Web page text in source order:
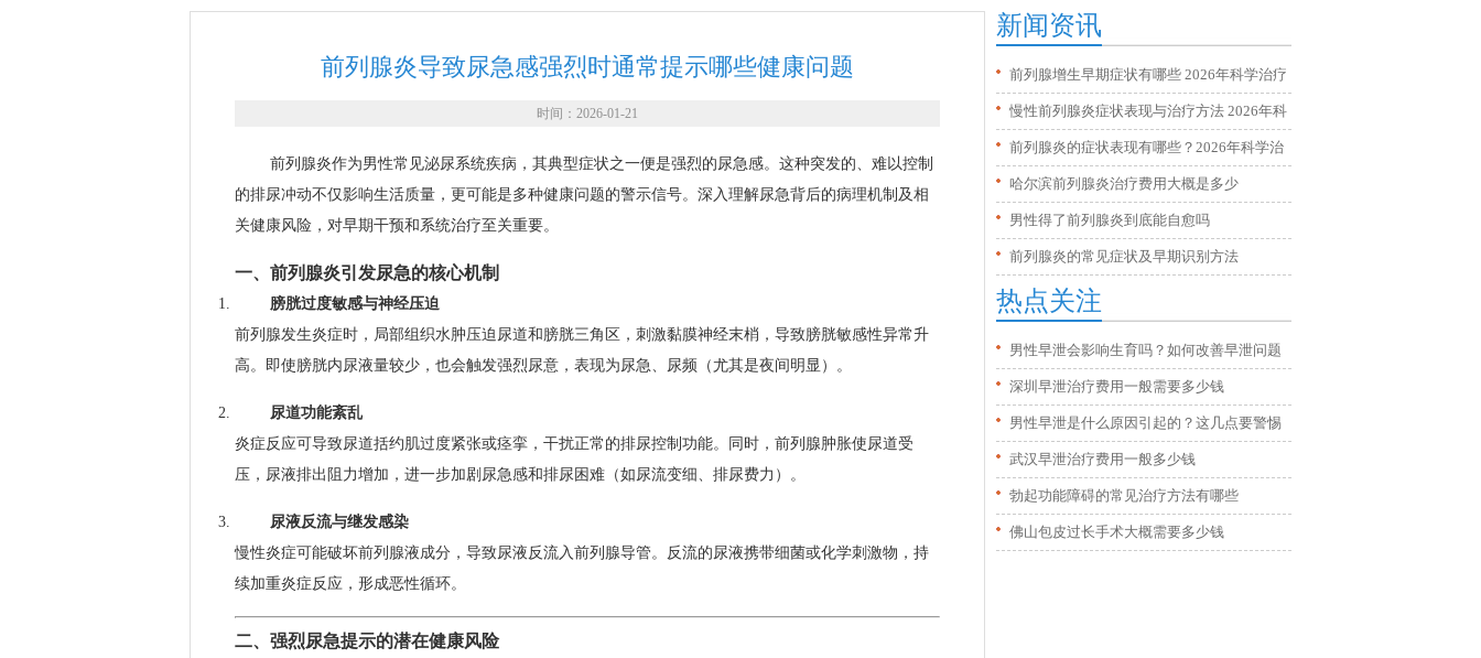
前列腺炎导致尿急感强烈时通常提示哪些健康问题
时间：2026-01-21
前列腺炎作为男性常见泌尿系统疾病，其典型症状之一便是强烈的尿急感。这种突发的、难以控制
的排尿冲动不仅影响生活质量，更可能是多种健康问题的警示信号。深入理解尿急背后的病理机制及相
关健康风险，对早期干预和系统治疗至关重要。
一、前列腺炎引发尿急的核心机制
膀胱过度敏感与神经压迫
前列腺发生炎症时，局部组织水肿压迫尿道和膀胱三角区，刺激黏膜神经末梢，导致膀胱敏感性异常升
高。即使膀胱内尿液量较少，也会触发强烈尿意，表现为尿急、尿频（尤其是夜间明显）。
尿道功能紊乱
炎症反应可导致尿道括约肌过度紧张或痉挛，干扰正常的排尿控制功能。同时，前列腺肿胀使尿道受
压，尿液排出阻力增加，进一步加剧尿急感和排尿困难（如尿流变细、排尿费力）。
尿液反流与继发感染
慢性炎症可能破坏前列腺液成分，导致尿液反流入前列腺导管。反流的尿液携带细菌或化学刺激物，持
续加重炎症反应，形成恶性循环。
二、强烈尿急提示的潜在健康风险
新闻资讯
前列腺增生早期症状有哪些 2026年科学治疗
方法全解析
慢性前列腺炎症状表现与治疗方法 2026年科
学调理全攻略
前列腺炎的症状表现有哪些？2026年科学治
疗与日常预防方法
哈尔滨前列腺炎治疗费用大概是多少
男性得了前列腺炎到底能自愈吗
前列腺炎的常见症状及早期识别方法
热点关注
男性早泄会影响生育吗？如何改善早泄问题
深圳早泄治疗费用一般需要多少钱
男性早泄是什么原因引起的？这几点要警惕
武汉早泄治疗费用一般多少钱
勃起功能障碍的常见治疗方法有哪些
佛山包皮过长手术大概需要多少钱